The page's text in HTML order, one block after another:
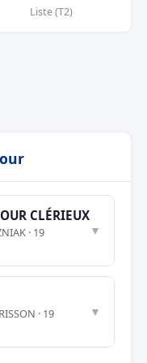
Liste (T2)
CLÉRIEUX
· 19
▼
· 19
▼